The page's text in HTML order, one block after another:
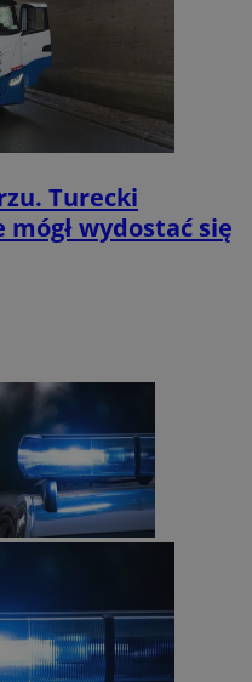
Turecki
wydostać się